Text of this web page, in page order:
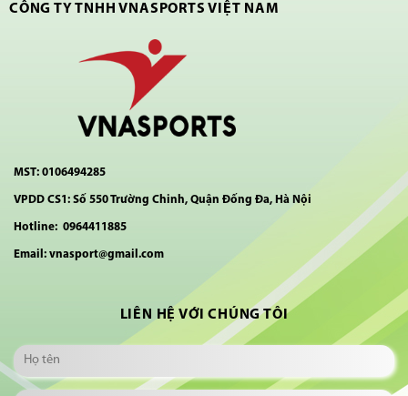
CÔNG TY TNHH VNASPORTS VIỆT NAM
MST: 0106494285
VPDD CS1: Số 550 Trường Chinh, Quận Đống Đa, Hà Nội
Hotline: 0964411885
Email: vnasport@gmail.com
LIÊN HỆ VỚI CHÚNG TÔI